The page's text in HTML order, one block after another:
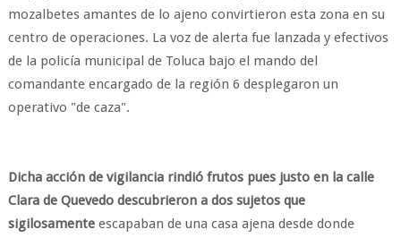
mozalbetes amantes de lo ajeno convirtieron esta zona en su
centro de operaciones. La voz de alerta fue lanzada y efectivos
de la policía municipal de Toluca bajo el mando del
comandante encargado de la región 6 desplegaron un
operativo "de caza".
Dicha acción de vigilancia rindió frutos pues justo en la calle
Clara de Quevedo descubrieron a dos sujetos que
sigilosamenteescapaban de una casa ajena desde donde